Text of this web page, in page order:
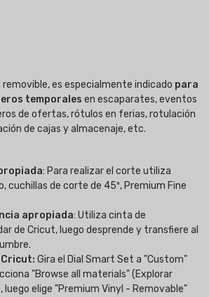
es especialmente indicado para
temporales en escaparates, eventos
de ofertas, rótulos en ferias, rotulación
de cajas y almacenaje, etc.
: Para realizar el corte utiliza
cuchillas de corte de 45º, Premium Fine
apropiada: Utiliza cinta de
de Cricut, luego desprende y transfiere al
Gira el Dial Smart Set a "Custom"
"Browse all materials" (Explorar
luego elige "Premium Vinyl - Removable"